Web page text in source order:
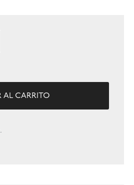
AL CARRITO